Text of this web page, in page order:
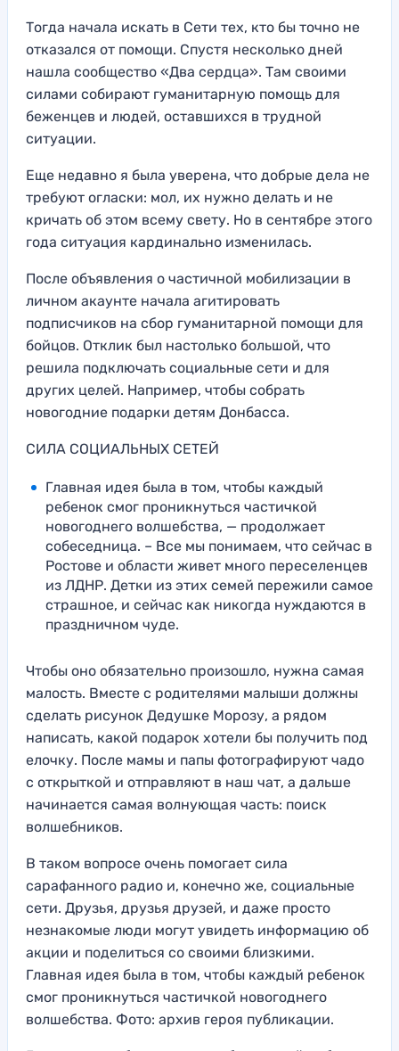
Тогда начала искать в Сети тех, кто бы точно не
отказался от помощи. Спустя несколько дней
нашла сообщество «Два сердца». Там своими
силами собирают гуманитарную помощь для
беженцев и людей, оставшихся в трудной
ситуации.
Еще недавно я была уверена, что добрые дела не
требуют огласки: мол, их нужно делать и не
кричать об этом всему свету. Но в сентябре этого
года ситуация кардинально изменилась.
После объявления о частичной мобилизации в
личном акаунте начала агитировать
подписчиков на сбор гуманитарной помощи для
бойцов. Отклик был настолько большой, что
решила подключать социальные сети и для
других целей. Например, чтобы собрать
новогодние подарки детям Донбасса.
СИЛА СОЦИАЛЬНЫХ СЕТЕЙ
Главная идея была в том, чтобы каждый
ребенок смог проникнуться частичкой
новогоднего волшебства, — продолжает
собеседница. – Все мы понимаем, что сейчас в
Ростове и области живет много переселенцев
из ЛДНР. Детки из этих семей пережили самое
страшное, и сейчас как никогда нуждаются в
праздничном чуде.
Чтобы оно обязательно произошло, нужна самая
малость. Вместе с родителями малыши должны
сделать рисунок Дедушке Морозу, а рядом
написать, какой подарок хотели бы получить под
елочку. После мамы и папы фотографируют чадо
с открыткой и отправляют в наш чат, а дальше
начинается самая волнующая часть: поиск
волшебников.
В таком вопросе очень помогает сила
сарафанного радио и, конечно же, социальные
сети. Друзья, друзья друзей, и даже просто
незнакомые люди могут увидеть информацию об
акции и поделиться со своими близкими.
Главная идея была в том, чтобы каждый ребенок
смог проникнуться частичкой новогоднего
волшебства. Фото: архив героя публикации.